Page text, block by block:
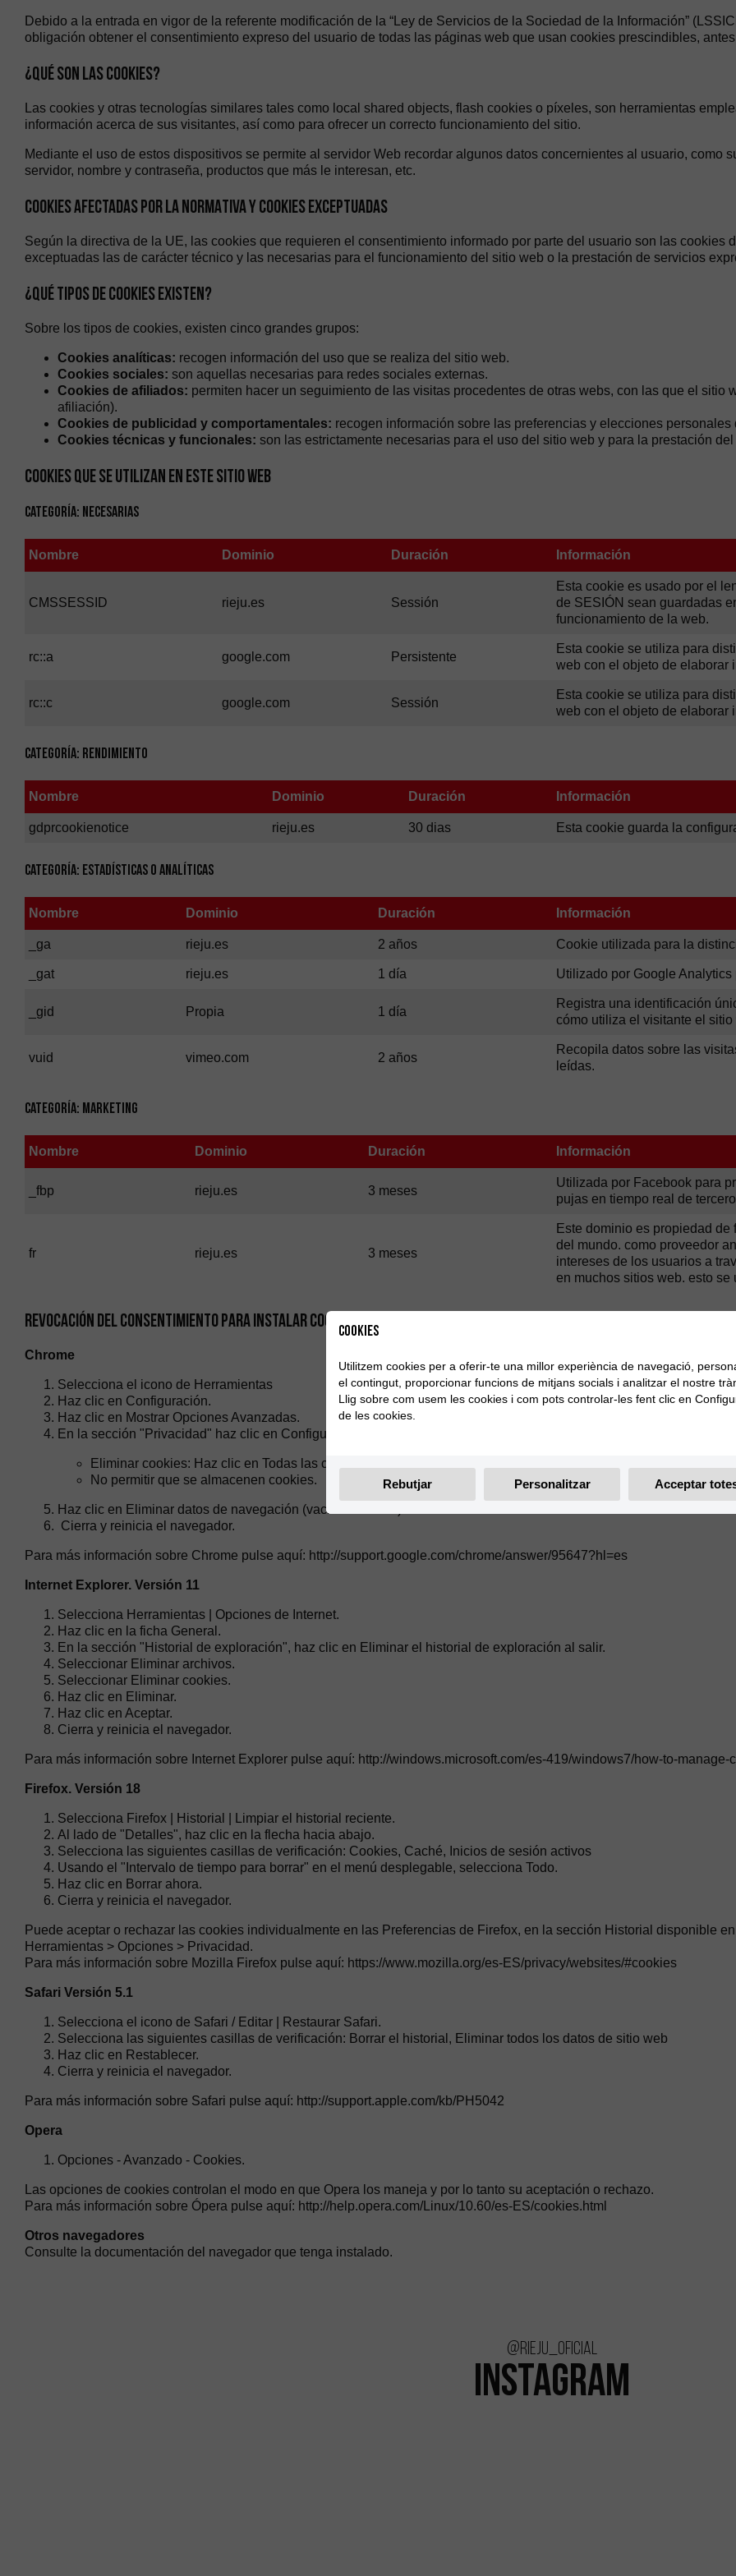
Debido a la entrada en vigor de la referente modificación de la “Ley de Servicios de la Sociedad de la Información”
obligación obtener el consentimiento expreso del usuario de todas las páginas web que usan cookies prescindibles,
¿QUÉ SON LAS COOKIES?
Las cookies y otras tecnologías similares tales como local shared objects, flash cookies o píxeles, son herramientas
información acerca de sus visitantes, así como para ofrecer un correcto funcionamiento del sitio.
Mediante el uso de estos dispositivos se permite al servidor Web recordar algunos datos concernientes al usuario, como
servidor, nombre y contraseña, productos que más le interesan, etc.
COOKIES AFECTADAS POR LA NORMATIVA Y COOKIES EXCEPTUADAS
Según la directiva de la UE, las cookies que requieren el consentimiento informado por parte del usuario son las
exceptuadas las de carácter técnico y las necesarias para el funcionamiento del sitio web o la prestación de servicios
¿QUÉ TIPOS DE COOKIES EXISTEN?
Sobre los tipos de cookies, existen cinco grandes grupos:
Cookies analíticas: recogen información del uso que se realiza del sitio web.
Cookies sociales: son aquellas necesarias para redes sociales externas.
Cookies de afiliados: permiten hacer un seguimiento de las visitas procedentes de otras webs, con las que el sitio
afiliación).
Cookies de publicidad y comportamentales: recogen información sobre las preferencias y elecciones personales
Cookies técnicas y funcionales: son las estrictamente necesarias para el uso del sitio web y para la prestación
COOKIES QUE SE UTILIZAN EN ESTE SITIO WEB
Categoría: Necesarias
Nombre Dominio Duración Información
CMSSESSID rieju.es Sessión
Esta cookie es usado por el
de SESIÓN sean guardadas
funcionamiento de la web.
rc::a google.com Persistente
Esta cookie se utiliza para
web con el objeto de elaborar
rc::c google.com Sessión
Esta cookie se utiliza para
web con el objeto de elaborar
Categoría: Rendimiento
Nombre Dominio Duración Información
gdprcookienotice rieju.es 30 dias Esta cookie guarda la
Categoría: Estadísticas o Analíticas
Nombre Dominio Duración Información
_ga rieju.es 2 años Cookie utilizada para la
_gat rieju.es 1 día Utilizado por Google
_gid Propia 1 día
Registra una identificación
cómo utiliza el visitante el sitio
vuid vimeo.com 2 años
Recopila datos sobre las
leídas.
Categoría: Marketing
Nombre Dominio Duración Información
_fbp rieju.es 3 meses
Utilizada por Facebook para
pujas en tiempo real de
fr rieju.es 3 meses
Este dominio es propiedad
del mundo. como proveedor
intereses de los usuarios a
en muchos sitios web. esto
REVOCACIÓN DEL CONSENTIMIENTO PARA INSTALAR COOKIES Y COMO ELIMINAR LAS COOKIES DEL NAVEGADOR
Chrome
Selecciona el icono de Herramientas
Haz clic en Configuración.
Haz clic en Mostrar Opciones Avanzadas.
En la sección "Privacidad" haz clic en Configuración de contenido.
Eliminar cookies: Haz clic en Todas las cookies y los datos de sitios…
No permitir que se almacenen cookies.
Haz clic en Eliminar datos de navegación (vaciar la Caché).
Cierra y reinicia el navegador.
Para más información sobre Chrome pulse aquí: http://support.google.com/chrome/answer/95647?hl=es
Internet Explorer. Versión 11
Selecciona Herramientas | Opciones de Internet.
Haz clic en la ficha General.
En la sección "Historial de exploración", haz clic en Eliminar el historial de exploración al salir.
Seleccionar Eliminar archivos.
Seleccionar Eliminar cookies.
Haz clic en Eliminar.
Haz clic en Aceptar.
Cierra y reinicia el navegador.
Para más información sobre Internet Explorer pulse aquí: http://windows.microsoft.com/es-419/windows7/how-to-
Firefox. Versión 18
Selecciona Firefox | Historial | Limpiar el historial reciente.
Al lado de "Detalles", haz clic en la flecha hacia abajo.
Selecciona las siguientes casillas de verificación: Cookies, Caché, Inicios de sesión activos
Usando el "Intervalo de tiempo para borrar" en el menú desplegable, selecciona Todo.
Haz clic en Borrar ahora.
Cierra y reinicia el navegador.
Puede aceptar o rechazar las cookies individualmente en las Preferencias de Firefox, en la sección Historial disponible en
Herramientas > Opciones > Privacidad.
Para más información sobre Mozilla Firefox pulse aquí: https://www.mozilla.org/es-ES/privacy/websites/#cookies
Safari Versión 5.1
Selecciona el icono de Safari / Editar | Restaurar Safari.
Selecciona las siguientes casillas de verificación: Borrar el historial, Eliminar todos los datos de sitio web
Haz clic en Restablecer.
Cierra y reinicia el navegador.
Para más información sobre Safari pulse aquí: http://support.apple.com/kb/PH5042
Opera
Opciones - Avanzado - Cookies.
Las opciones de cookies controlan el modo en que Opera los maneja y por lo tanto su aceptación o rechazo.
Para más información sobre Ópera pulse aquí: http://help.opera.com/Linux/10.60/es-ES/cookies.html
Otros navegadores
Consulte la documentación del navegador que tenga instalado.
@rieju_oficial
INSTAGRAM
Cookies
Utilitzem cookies per a oferir-te una millor experiència de navegació,
el contingut, proporcionar funcions de mitjans socials i analitzar el nostre
Llig sobre com usem les cookies i com pots controlar-les fent clic en
de les cookies.
Rebutjar Personalitzar Acceptar